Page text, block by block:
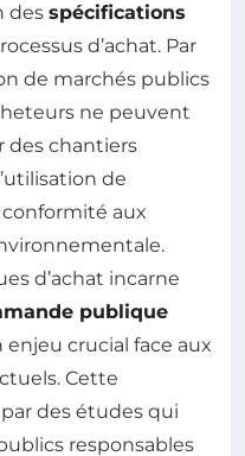
des spécifications
d’achat. Par
de marchés publics
ne peuvent
des chantiers
de
aux
d’achat incarne
publique
crucial face aux
Cette
des études qui
responsables